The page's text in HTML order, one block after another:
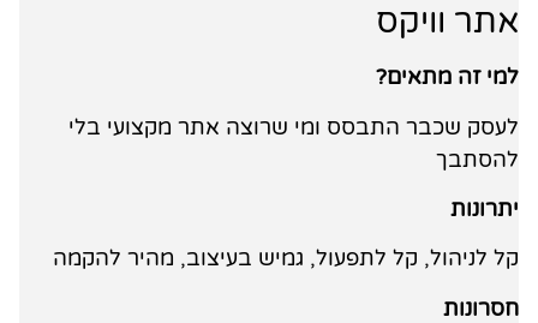
אתר וויקס
למי זה מתאים?
לעסק שכבר התבסס ומי שרוצה אתר מקצועי בלי
להסתבך
יתרונות
קל לניהול, קל לתפעול, גמיש בעיצוב, מהיר להקמה
חסרונות